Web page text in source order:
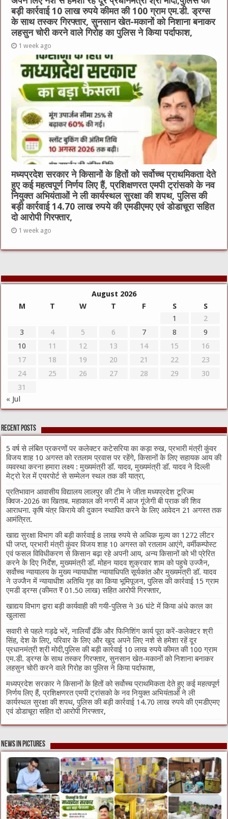
बड़ी कार्रवाई 10 लाख रुपये कीमत की 100 ग्राम एम.डी. ड्रग्स
के साथ तस्कर गिरफ्तार, सुनसान खेत-मकानों को निशाना बनाकर
लहसुन चोरी करने वाले गिरोह का पुलिस ने किया पर्दाफाश,
1 week ago
मध्यप्रदेश सरकार ने किसानों के हितों को सर्वोच्च प्राथमिकता देते
हुए कई महत्वपूर्ण निर्णय लिए हैं, प्रशिक्षणरत एमपी ट्रांसको के नव
नियुक्त अभियंताओं ने ली कार्यस्थल सुरक्षा की शपथ, पुलिस की
बड़ी कार्रवाई 14.70 लाख रुपये की एमडीएमए एवं डोडाचूरा सहित
दो आरोपी गिरफ्तार,
1 week ago
August 2026
M
T W T F S
S
1
2
3
4 5 6 7 8
9
10
11 12 13 14 15
16
17
18 19 20 21 22
23
24
25 26 27 28 29
30
31
« Jul
Recent Posts
5 वर्ष से लंबित प्रकरणों पर कलेक्टर कटेसरिया का कड़ा रुख, प्रभारी मंत्री कुंवर
विजय शाह 10 अगस्त को रतलाम प्रवास पर रहेंगे, किसानों के लिए सहायक आय की
व्यवस्था करना हमारा लक्ष्य : मुख्यमंत्री डॉ. यादव, मुख्यमंत्री डॉ. यादव ने दिल्ली
मेट्रो रेल में एयरपोर्ट से सम्मेलन स्थल तक की यात्रा,
प्रतिभावान आवासीय विद्यालय लालपुर की टीम ने जीता मध्यप्रदेश टूरिज्म
क्विज-2026 का खिताब. महाकाल की नगरी में आज गूंजेगी बी प्राक की शिव
आराधना. कृषि यंत्र किराये की दुकान स्थापित करने के लिए आवेदन 21 अगस्त तक
आमंत्रित.
खाद्य सुरक्षा विभाग की बड़ी कार्रवाई 8 लाख रुपये से अधिक मूल्य का 1272 लीटर
घी जप्त, प्रभारी मंत्री कुंवर विजय शाह 10 अगस्त को रतलाम आएंगे, वर्मीकम्पोस्ट
एवं फसल विविधीकरण से किसान बढ़ा रहे अपनी आय, अन्य किसानों को भी प्रेरित
करने के दिए निर्देश, मुख्यमंत्री डॉ. मोहन यादव शुक्रवार शाम को पहुचे उज्जैन,
सर्वोच्च न्यायालय के मुख्‍य न्‍यायाधीश न्यायाधिपति सूर्यकांत और मुख्यमंत्री डॉ. यादव
ने उज्जैन में न्यायाधीश अतिथि गृह का किया भूमिपूजन, पुलिस की कार्रवाई 15 ग्राम
एमडी ड्रग्स (कीमत ₹ 01.50 लाख) सहित आरोपी गिरफ्तार,
खाद्यय विभाग द्वारा बड़ी कार्यवाही की गयी-पुलिस ने 36 घंटे में किया अंधे कत्ल का
खुलासा
सवारी से पहले गड्ढे भरें, नालियाँ ढँकें और फिनिशिंग कार्य पूरा करें-कलेक्टर श्री
सिंह, देश के लिए, परिवार के लिए और खुद अपने लिए नशे से हमेशा रहें दूर
प्रधानमंत्री श्री मोदी,पुलिस की बड़ी कार्रवाई 10 लाख रुपये कीमत की 100 ग्राम
एम.डी. ड्रग्स के साथ तस्कर गिरफ्तार, सुनसान खेत-मकानों को निशाना बनाकर
लहसुन चोरी करने वाले गिरोह का पुलिस ने किया पर्दाफाश,
मध्यप्रदेश सरकार ने किसानों के हितों को सर्वोच्च प्राथमिकता देते हुए कई महत्वपूर्ण
निर्णय लिए हैं, प्रशिक्षणरत एमपी ट्रांसको के नव नियुक्त अभियंताओं ने ली
कार्यस्थल सुरक्षा की शपथ, पुलिस की बड़ी कार्रवाई 14.70 लाख रुपये की एमडीएमए
एवं डोडाचूरा सहित दो आरोपी गिरफ्तार,
News in Pictures